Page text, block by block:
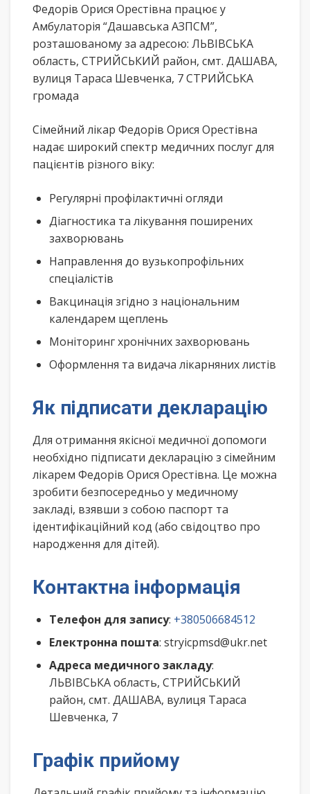
Федорів Орися Орестівна працює у
Амбулаторія “Дашавська АЗПСМ”,
розташованому за адресою: ЛЬВІВСЬКА
область, СТРИЙСЬКИЙ район, смт. ДАШАВА,
вулиця Тараса Шевченка, 7 СТРИЙСЬКА
громада
Сімейний лікар Федорів Орися Орестівна
надає широкий спектр медичних послуг для
пацієнтів різного віку:
Регулярні профілактичні огляди
Діагностика та лікування поширених
захворювань
Направлення до вузькопрофільних
спеціалістів
Вакцинація згідно з національним
календарем щеплень
Моніторинг хронічних захворювань
Оформлення та видача лікарняних листів
Як підписати декларацію
Для отримання якісної медичної допомоги
необхідно підписати декларацію з сімейним
лікарем Федорів Орися Орестівна. Це можна
зробити безпосередньо у медичному
закладі, взявши з собою паспорт та
ідентифікаційний код (або свідоцтво про
народження для дітей).
Контактна інформація
Телефон для запису: +380506684512
Електронна пошта: stryicpmsd@ukr.net
Адреса медичного закладу:
ЛЬВІВСЬКА область, СТРИЙСЬКИЙ
район, смт. ДАШАВА, вулиця Тараса
Шевченка, 7
Графік прийому